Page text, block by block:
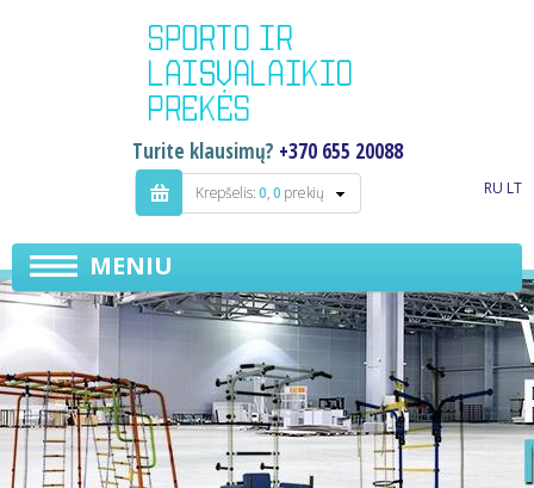
Turite klausimų? +370 655 20088
Krepšelis:0,0 prekių RU LT
MENIU